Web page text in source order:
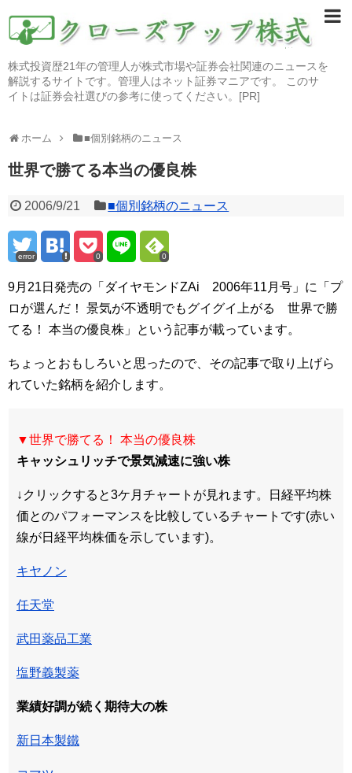
株式投資歴21年の管理人が株式市場や証券会社関連のニュースを
解説するサイトです。管理人はネット証券マニアです。 このサ
イトは証券会社選びの参考に使ってください。[PR]
ホーム ■個別銘柄のニュース
世界で勝てる本当の優良株
2006/9/21 ■個別銘柄のニュース
error 0 0
9月21日発売の「ダイヤモンドZAi 2006年11月号」に「プ
ロが選んだ！ 景気が不透明でもグイグイ上がる 世界で勝
てる！ 本当の優良株」という記事が載っています。
ちょっとおもしろいと思ったので、その記事で取り上げら
れていた銘柄を紹介します。
▼世界で勝てる！ 本当の優良株
キャッシュリッチで景気減速に強い株
↓クリックすると3ケ月チャートが見れます。日経平均株
価とのパフォーマンスを比較しているチャートです(赤い
線が日経平均株価を示しています)。
キヤノン
任天堂
武田薬品工業
塩野義製薬
業績好調が続く期待大の株
新日本製鐵